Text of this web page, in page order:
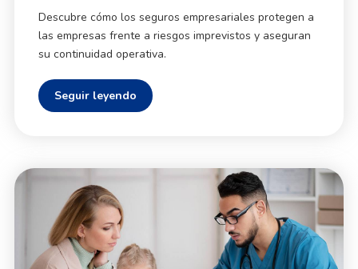
Descubre cómo los seguros empresariales protegen a
las empresas frente a riesgos imprevistos y aseguran
su continuidad operativa.
Seguir leyendo